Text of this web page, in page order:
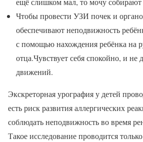
Чтобы провести УЗИ почек и
обеспечивают неподвижность
с помощью нахождения ребёнка на
отца.Чувствует себя спокойно, и не
движений.
Экскреторная урография у детей
есть риск развития аллергических
соблюдать неподвижность во время
Такое исследование проводится